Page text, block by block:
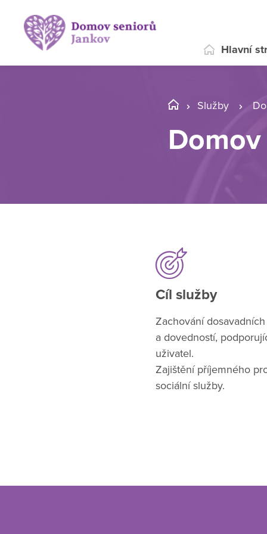
Hlavní
Služby
Cíl služby
Zachování
a dovedností,
uživatel.
Zajištění příjemného
sociální služby.